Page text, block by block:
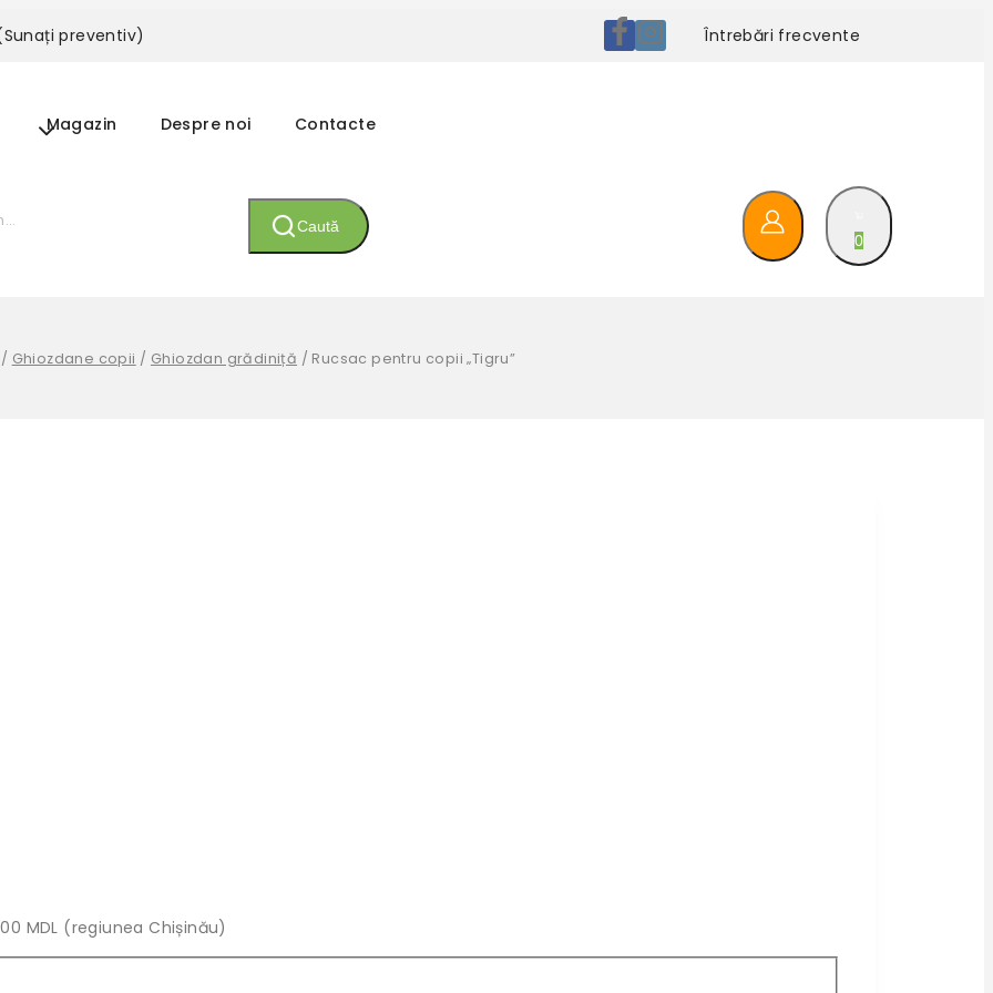
preventiv) Întrebări frecvente
Magazin Despre noi Contacte
Caută
0
/ Ghiozdane copii / Ghiozdan grădiniță / Rucsac pentru copii „Tigru”
MDL (regiunea Chișinău)